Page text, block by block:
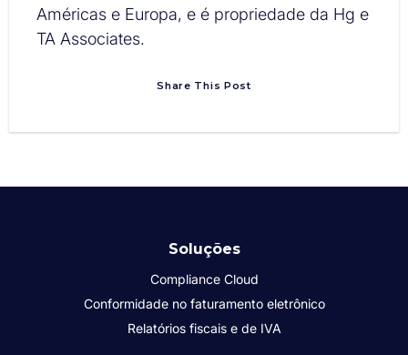
Américas e Europa, e é propriedade da Hg e
TA Associates.
Share This Post
Soluções
Compliance Cloud
Conformidade no faturamento eletrônico
Relatórios fiscais e de IVA